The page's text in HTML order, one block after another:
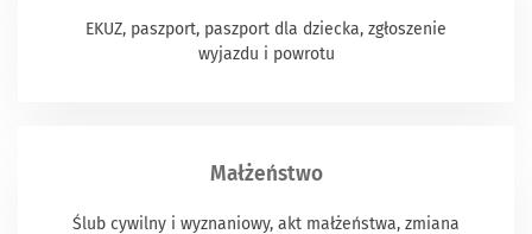
EKUZ, paszport, paszport dla dziecka, zgłoszenie
wyjazdu i powrotu
Małżeństwo
Ślub cywilny i wyznaniowy, akt małżeństwa, zmiana